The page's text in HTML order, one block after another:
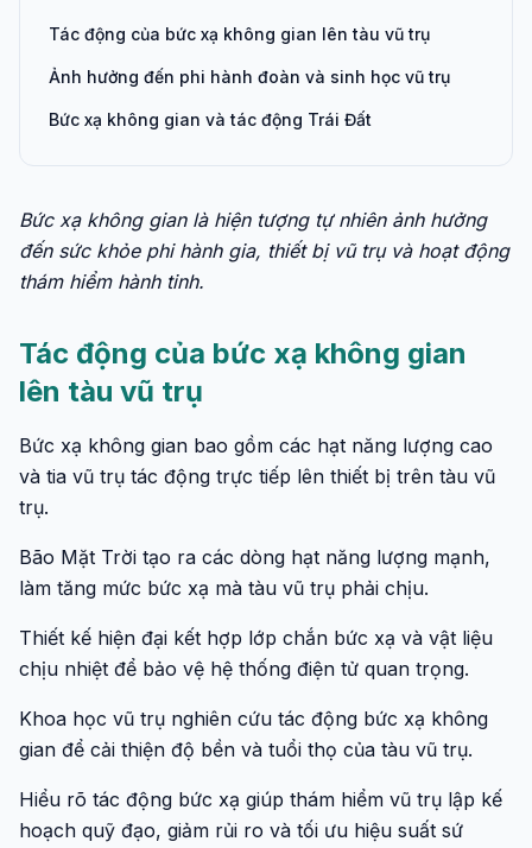
Tác động của bức xạ không gian lên tàu vũ trụ
Ảnh hưởng đến phi hành đoàn và sinh học vũ trụ
Bức xạ không gian và tác động Trái Đất
Bức xạ không gian là hiện tượng tự nhiên ảnh hưởng
đến sức khỏe phi hành gia, thiết bị vũ trụ và hoạt động
thám hiểm hành tinh.
Tác động của bức xạ không gian
lên tàu vũ trụ
Bức xạ không gian bao gồm các hạt năng lượng cao
và tia vũ trụ tác động trực tiếp lên thiết bị trên tàu vũ
trụ.
Bão Mặt Trời tạo ra các dòng hạt năng lượng mạnh,
làm tăng mức bức xạ mà tàu vũ trụ phải chịu.
Thiết kế hiện đại kết hợp lớp chắn bức xạ và vật liệu
chịu nhiệt để bảo vệ hệ thống điện tử quan trọng.
Khoa học vũ trụ nghiên cứu tác động bức xạ không
gian để cải thiện độ bền và tuổi thọ của tàu vũ trụ.
Hiểu rõ tác động bức xạ giúp thám hiểm vũ trụ lập kế
hoạch quỹ đạo, giảm rủi ro và tối ưu hiệu suất sứ